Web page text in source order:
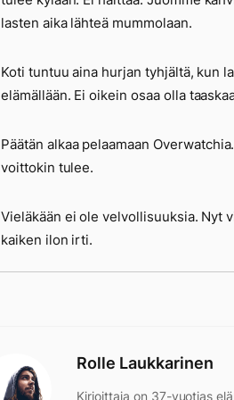
lasten aika lähteä mummolaan.
Koti tuntuu aina hurjan tyhjältä, kun
elämällään. Ei oikein osaa olla
Päätän alkaa pelaamaan
voittokin tulee.
Vieläkään ei ole velvollisuuksia. Nyt
kaiken ilon irti.
Rolle Laukkarinen
Kirjoittaja on 37-vuotias